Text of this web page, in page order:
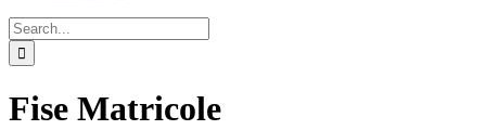
Search
for:
Fise Matricole